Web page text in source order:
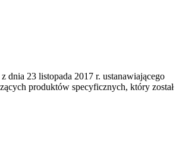
23‍ listopada 2017 r. ustanawiającego
produktów specyficznych, który został